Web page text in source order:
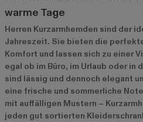
warme Tage
Herren Kurzarmhemden sind der
Jahreszeit. Sie bieten die
Komfort und lassen sich zu einer
egal ob im Büro, im Urlaub oder in
sind lässig und dennoch elegant
eine frische und sommerliche
mit auffälligen Mustern –
jeden gut sortierten